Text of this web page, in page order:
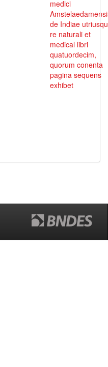
medici
de Indiae
re naturali et
medical libri
quatuordecim,
quorum conenta
pagina sequens
exhibet